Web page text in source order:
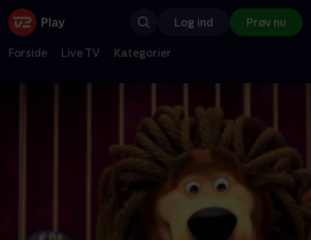
Log ind Prøv nu
Forside Live TV Kategorier